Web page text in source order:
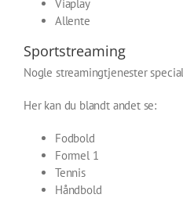
Viaplay
Allente
Sportstreaming
Nogle streamingtjenester
Her kan du blandt andet se:
Fodbold
Formel 1
Tennis
Håndbold